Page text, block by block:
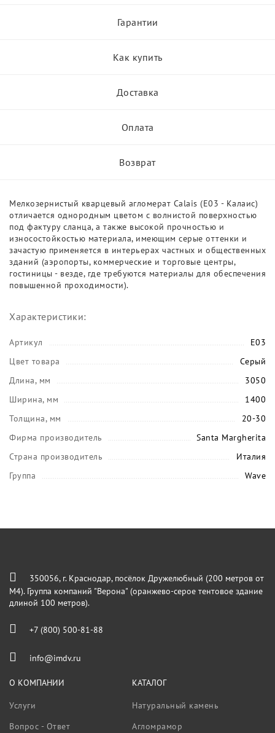
Гарантии
Как купить
Доставка
Оплата
Возврат
Мелкозернистый кварцевый агломерат Calais (E03 - Калаис)
отличается однородным цветом с волнистой поверхностью
под фактуру сланца, а также высокой прочностью и
износостойкостью материала, имеющим серые оттенки и
зачастую применяется в интерьерах частных и общественных
зданий (аэропорты, коммерческие и торговые центры,
гостиницы - везде, где требуются материалы для обеспечения
повышенной проходимости).
Характеристики:
Артикул
E03
Цвет товара
Серый
Длина, мм
3050
Ширина, мм
1400
Толщина, мм
20-30
Фирма производитель
Santa Margherita
Страна производитель
Италия
Группа
Wave
350056, г. Краснодар, посёлок Дружелюбный (200 метров от
М4). Группа компаний "Верона" (оранжево-серое тентовое здание
длиной 100 метров).
+7 (800) 500-81-88
info@imdv.ru
О КОМПАНИИ
Услуги
Вопрос - Ответ
КАТАЛОГ
Натуральный камень
Агломрамор